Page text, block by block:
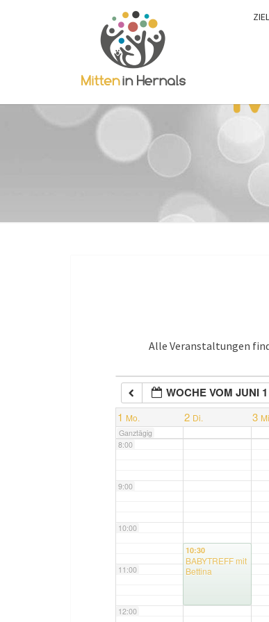
Alle Veranstaltungen
WOCHE VOM JUNI 1
1 Mo. 2 Di. 3
Ganztägig
7:00
8:00
9:00
10:00
11:00
12:00
10:30
BABYTREFF mit
Bettina